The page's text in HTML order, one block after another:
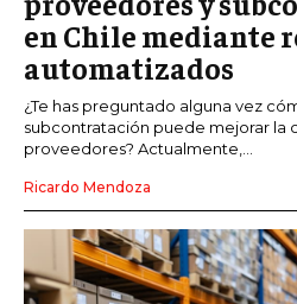
en Chile mediante
automatizados
¿Te has preguntado alguna vez
subcontratación puede mejorar la
proveedores? Actualmente,...
Ricardo Mendoza